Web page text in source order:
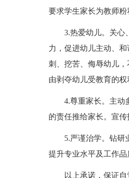
要求学生家长为教师粉
3.热爱幼儿。关心、
力，促进幼儿主动、
刺、挖苦、侮辱幼儿
由剥夺幼儿受教育的权
4.尊重家长。主动多
的责任推给家长。宣
5.严谨治学。钻研业
提升专业水平及工作品
以上承诺，保证自觉